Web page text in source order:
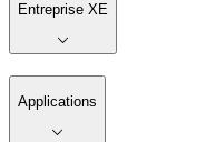
Entreprise XE
Applications